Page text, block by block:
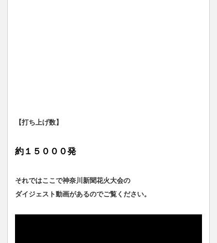
【打ち上げ数】
約１５０００発
それではここで神奈川新聞花火大会の
ダイジェスト動画があるのでご覧ください。